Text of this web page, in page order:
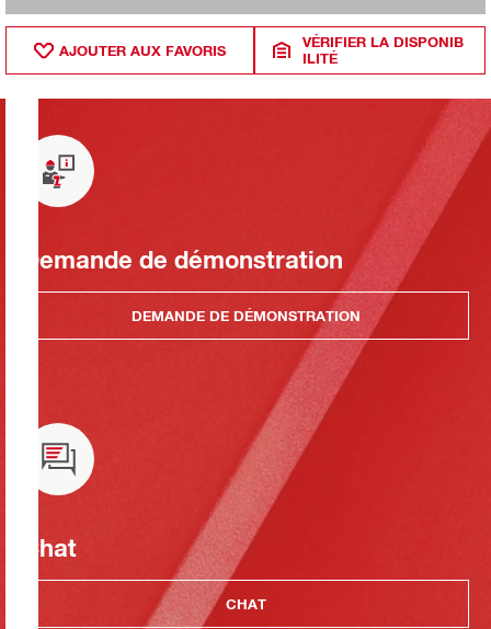
AJOUTER AUX FAVORIS
VÉRIFIER LA DISPONIB
ILITÉ
Demande de démonstration
DEMANDE DE DÉMONSTRATION
Chat
CHAT